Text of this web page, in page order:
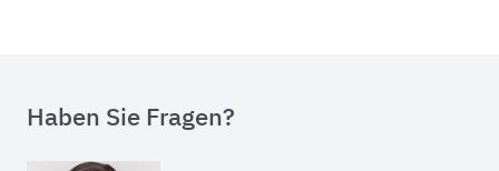
Haben Sie Fragen?